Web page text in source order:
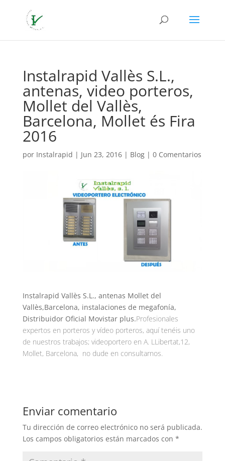
Instalrapid Vallès S.L.,
antenas, video porteros,
Mollet del Vallès,
Barcelona, Mollet és Fira
2016
por Instalrapid | Jun 23, 2016| Blog| 0 Comentarios
Instalrapid Vallès S.L., antenas Mollet del
Vallès,Barcelona, instalaciones de megafonía,
Distribuidor Oficial Movistar plus.Profesionales
expertos en porteros y vídeo porteros, aquí tenéis uno
de nuestros trabajos; videoportero en A. LLibertat,12,
Mollet, Barcelona, no dude en consultarnos.
Enviar comentario
Tu dirección de correo electrónico no será publicada.
Los campos obligatorios están marcados con *